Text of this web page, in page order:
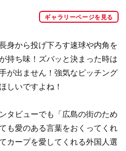
ギャラリーページを見る
身から投げ下ろす速球や内角を
持ち味！ズバッと決まった時は
が出ません！強気なピッチング
しいですよね！
タビューでも「広島の街のため
も愛のある言葉をおくってくれ
カープを愛してくれる外国人選